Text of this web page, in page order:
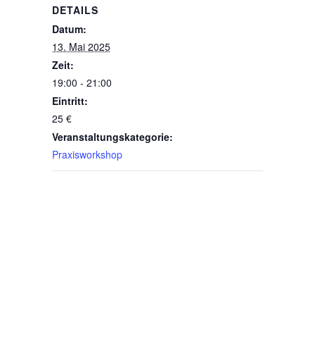
DETAILS
Datum:
13. Mai 2025
Zeit:
19:00 - 21:00
Eintritt:
25 €
Veranstaltungskategorie:
Praxisworkshop